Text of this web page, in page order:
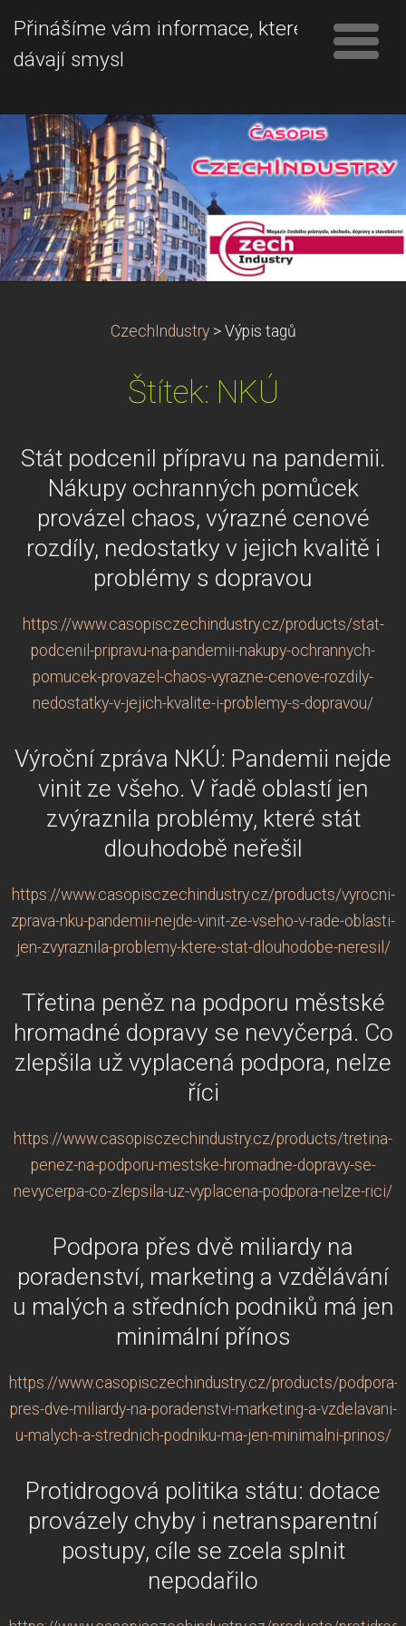
Přinášíme vám informace, které
dávají smysl
CzechIndustry > Výpis tagů
Štítek: NKÚ
Stát podcenil přípravu na pandemii.
Nákupy ochranných pomůcek
provázel chaos, výrazné cenové
rozdíly, nedostatky v jejich kvalitě i
problémy s dopravou
https://www.casopisczechindustry.cz/products/stat-
podcenil-pripravu-na-pandemii-nakupy-ochrannych-
pomucek-provazel-chaos-vyrazne-cenove-rozdily-
nedostatky-v-jejich-kvalite-i-problemy-s-dopravou/
Výroční zpráva NKÚ: Pandemii nejde
vinit ze všeho. V řadě oblastí jen
zvýraznila problémy, které stát
dlouhodobě neřešil
https://www.casopisczechindustry.cz/products/vyrocni-
zprava-nku-pandemii-nejde-vinit-ze-vseho-v-rade-oblasti-
jen-zvyraznila-problemy-ktere-stat-dlouhodobe-neresil/
Třetina peněz na podporu městské
hromadné dopravy se nevyčerpá. Co
zlepšila už vyplacená podpora, nelze
říci
https://www.casopisczechindustry.cz/products/tretina-
penez-na-podporu-mestske-hromadne-dopravy-se-
nevycerpa-co-zlepsila-uz-vyplacena-podpora-nelze-rici/
Podpora přes dvě miliardy na
poradenství, marketing a vzdělávání
u malých a středních podniků má jen
minimální přínos
https://www.casopisczechindustry.cz/products/podpora-
pres-dve-miliardy-na-poradenstvi-marketing-a-vzdelavani-
u-malych-a-strednich-podniku-ma-jen-minimalni-prinos/
Protidrogová politika státu: dotace
provázely chyby i netransparentní
postupy, cíle se zcela splnit
nepodařilo